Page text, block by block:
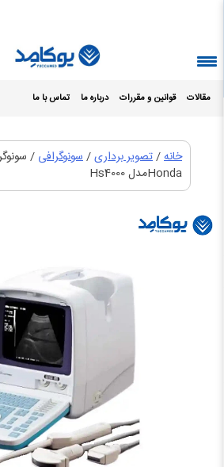
مقالات قوانین و مقررات درباره ما تماس با ما
خانه/تصویر برداری/سونوگرافی /
Hondaمدل Hs4000